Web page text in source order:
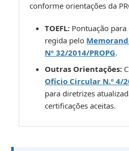
conforme orientações da
TOEFL: Pontuação
regida pelo
Nº 32/2014/PROPG.
Outras Orientações:
Ofício Circular N.º 4/
para diretrizes
certificações aceitas.